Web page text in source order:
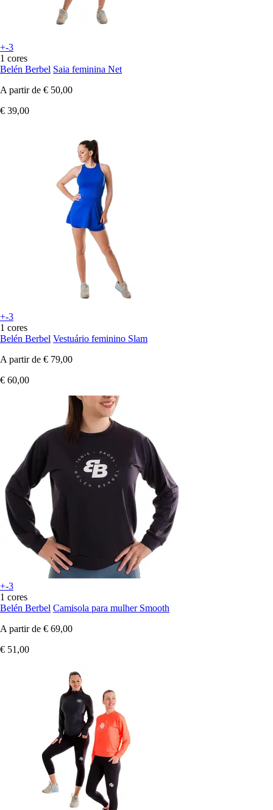
+-3
1 cores
Belén Berbel Saia feminina Net
A partir de € 50,00
€ 39,00
+-3
1 cores
Belén Berbel Vestuário feminino Slam
A partir de € 79,00
€ 60,00
+-3
1 cores
Belén Berbel Camisola para mulher Smooth
A partir de € 69,00
€ 51,00